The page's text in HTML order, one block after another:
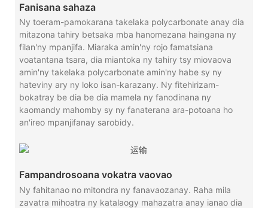
Fanisana sahaza
Ny toeram-pamokarana takelaka polycarbonate anay dia
mitazona tahiry betsaka mba hanomezana haingana ny
filan'ny mpanjifa. Miaraka amin'ny rojo famatsiana
voatantana tsara, dia miantoka ny tahiry tsy miovaova
amin'ny takelaka polycarbonate amin'ny habe sy ny
hateviny ary ny loko isan-karazany. Ny fitehirizam-
bokatray be dia be dia mamela ny fanodinana ny
kaomandy mahomby sy ny fanaterana ara-potoana ho
an'ireo mpanjifanay sarobidy.
Fampandrosoana vokatra vaovao
Ny fahitanao no mitondra ny fanavaozanay. Raha mila
zavatra mihoatra ny katalaogy mahazatra anay ianao dia